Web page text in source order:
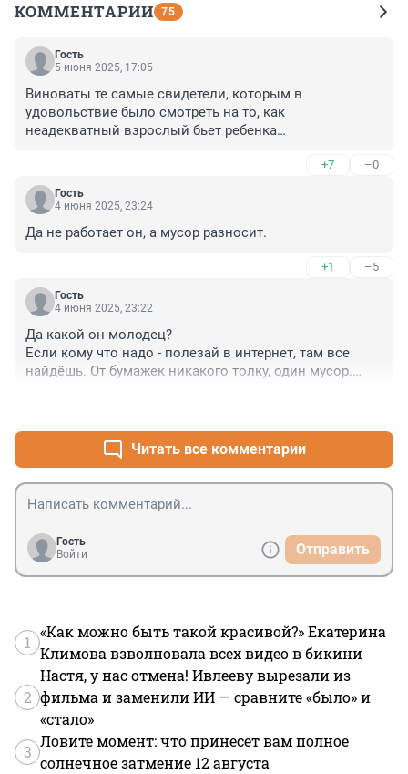
КОММЕНТАРИИ 75
Гость
5 июня 2025, 17:05
Виноваты те самые свидетели, которым в
удовольствие было смотреть на то, как
неадекватный взрослый бьет ребенка
женщины стояли и смотрели как взрослый избивает
ребёнка?! Пусть себя ударят головой об стену
+7 –0
Гость
4 июня 2025, 23:24
Да не работает он, а мусор разносит.
+1 –5
Гость
4 июня 2025, 23:22
Да какой он молодец?
Если кому что надо - полезай в интернет, там все
найдёшь. От бумажек никакого толку, один мусор.
Читать все комментарии
Гость
Войти
Отправить
1
«Как можно быть такой красивой?» Екатерина
Климова взволновала всех видео в бикини
2
Настя, у нас отмена! Ивлееву вырезали из
фильма и заменили ИИ — сравните «было» и
«стало»
3
Ловите момент: что принесет вам полное
солнечное затмение 12 августа